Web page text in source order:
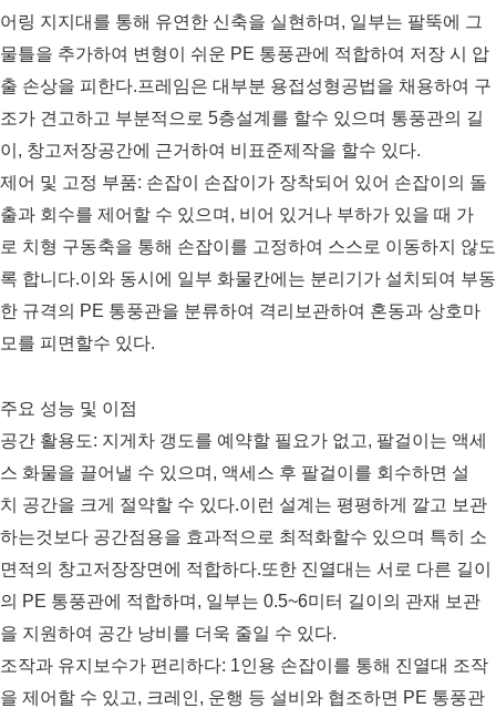
어링 지지대를 통해 유연한 신축을 실현하며, 일부는 팔뚝에 그
물틀을 추가하여 변형이 쉬운 PE 통풍관에 적합하여 저장 시 압
출 손상을 피한다.프레임은 대부분 용접성형공법을 채용하여 구
조가 견고하고 부분적으로 5층설계를 할수 있으며 통풍관의 길
이, 창고저장공간에 근거하여 비표준제작을 할수 있다.
제어 및 고정 부품: 손잡이 손잡이가 장착되어 있어 손잡이의 돌
출과 회수를 제어할 수 있으며, 비어 있거나 부하가 있을 때 가
로 치형 구동축을 통해 손잡이를 고정하여 스스로 이동하지 않도
록 합니다.이와 동시에 일부 화물칸에는 분리기가 설치되여 부동
한 규격의 PE 통풍관을 분류하여 격리보관하여 혼동과 상호마
모를 피면할수 있다.
주요 성능 및 이점
공간 활용도: 지게차 갱도를 예약할 필요가 없고, 팔걸이는 액세
스 화물을 끌어낼 수 있으며, 액세스 후 팔걸이를 회수하면 설
치 공간을 크게 절약할 수 있다.이런 설계는 평평하게 깔고 보관
하는것보다 공간점용을 효과적으로 최적화할수 있으며 특히 소
면적의 창고저장장면에 적합하다.또한 진열대는 서로 다른 길이
의 PE 통풍관에 적합하며, 일부는 0.5~6미터 길이의 관재 보관
을 지원하여 공간 낭비를 더욱 줄일 수 있다.
조작과 유지보수가 편리하다: 1인용 손잡이를 통해 진열대 조작
을 제어할 수 있고, 크레인, 운행 등 설비와 협조하면 PE 통풍관